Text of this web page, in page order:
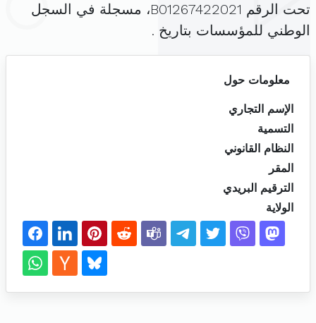
تحت الرقم B01267422021، مسجلة في السجل
الوطني للمؤسسات بتاريخ .
معلومات حول
الإسم التجاري
التسمية
النظام القانوني
المقر
الترقيم البريدي
الولاية